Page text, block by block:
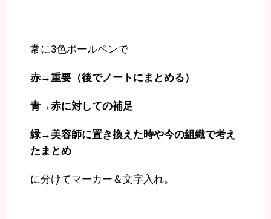
常に3色ボールペンで
赤→重要（後でノートにまとめる）
青→赤に対しての補足
緑→美容師に置き換えた時や今の組織で考え
たまとめ
に分けてマーカー＆文字入れ。